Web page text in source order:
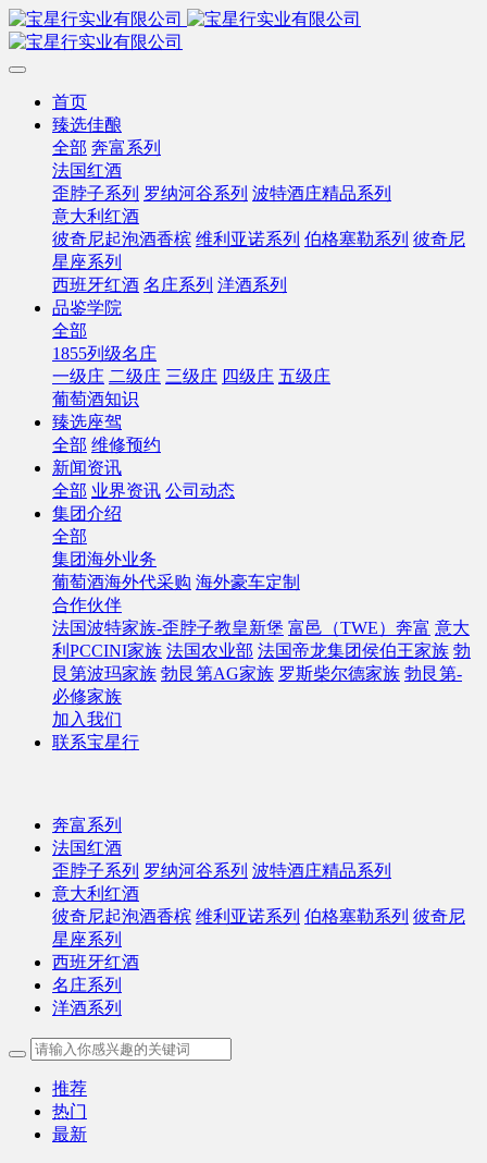
首页
臻选佳酿
全部 奔富系列
法国红酒
歪脖子系列 罗纳河谷系列 波特酒庄精品系列
意大利红酒
彼奇尼起泡酒香槟 维利亚诺系列 伯格塞勒系列 彼奇尼
星座系列
西班牙红酒 名庄系列 洋酒系列
品鉴学院
全部
1855列级名庄
一级庄 二级庄 三级庄 四级庄 五级庄
葡萄酒知识
臻选座驾
全部 维修预约
新闻资讯
全部 业界资讯 公司动态
集团介绍
全部
集团海外业务
葡萄酒海外代采购 海外豪车定制
合作伙伴
法国波特家族-歪脖子教皇新堡 富邑（TWE）奔富 意大
利PCCINI家族 法国农业部 法国帝龙集团侯伯王家族 勃
艮第波玛家族 勃艮第AG家族 罗斯柴尔德家族 勃艮第-
必修家族
加入我们
联系宝星行
奔富系列
法国红酒
歪脖子系列 罗纳河谷系列 波特酒庄精品系列
意大利红酒
彼奇尼起泡酒香槟 维利亚诺系列 伯格塞勒系列 彼奇尼
星座系列
西班牙红酒
名庄系列
洋酒系列
推荐
热门
最新